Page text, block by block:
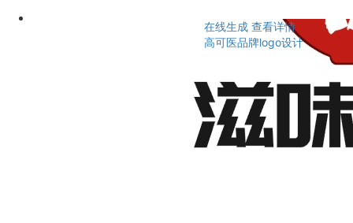
在线生成 查看详情
高可医品牌logo设计